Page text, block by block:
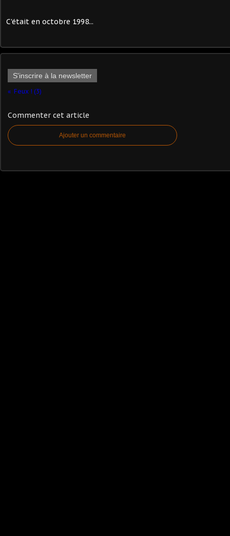
C'était en octobre 1998...
S'inscrire à la newsletter
Feux ! (3)
Commenter cet article
Ajouter un commentaire